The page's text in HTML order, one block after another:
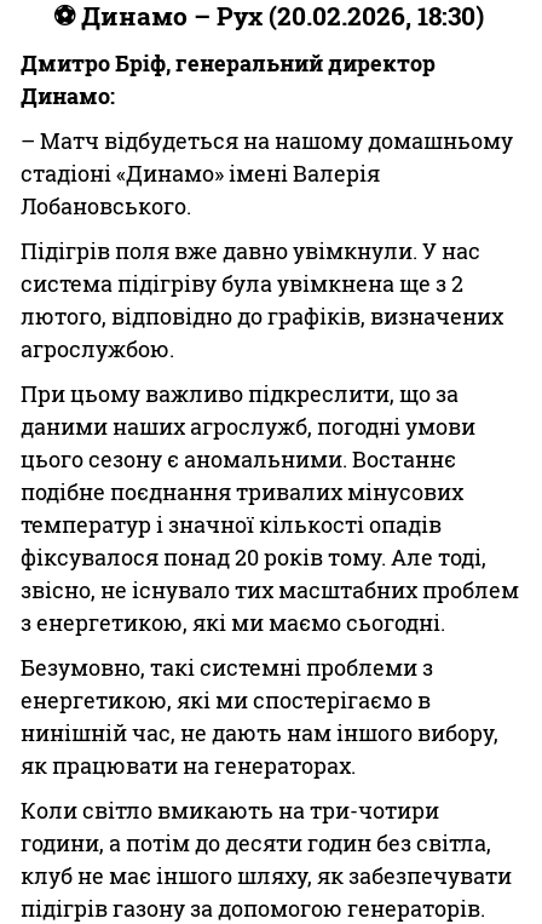
⚽ Динамо – Рух (20.02.2026, 18:30)
Дмитро Бріф, генеральний директор
Динамо:
– Матч відбудеться на нашому домашньому
стадіоні «Динамо» імені Валерія
Лобановського.
Підігрів поля вже давно увімкнули. У нас
система підігріву була увімкнена ще з 2
лютого, відповідно до графіків, визначених
агрослужбою.
При цьому важливо підкреслити, що за
даними наших агрослужб, погодні умови
цього сезону є аномальними. Востаннє
подібне поєднання тривалих мінусових
температур і значної кількості опадів
фіксувалося понад 20 років тому. Але тоді,
звісно, не існувало тих масштабних проблем
з енергетикою, які ми маємо сьогодні.
Безумовно, такі системні проблеми з
енергетикою, які ми спостерігаємо в
нинішній час, не дають нам іншого вибору,
як працювати на генераторах.
Коли світло вмикають на три-чотири
години, а потім до десяти годин без світла,
клуб не має іншого шляху, як забезпечувати
підігрів газону за допомогою генераторів.